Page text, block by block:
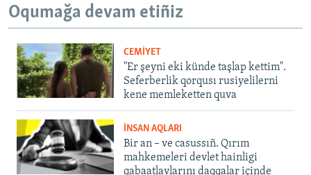
Oqumağa devam etiñiz
CEMİYET
"Er şeyni eki künde taşlap kettim".
Seferberlik qorqusı rusiyelilerni
kene memleketten quva
İNSAN AQLARI
Bir an – ve casussıñ. Qırım
mahkemeleri devlet hainligi
qabaatlavlarını daqqalar içinde